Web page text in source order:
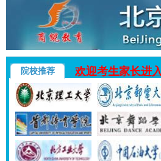
院校推荐 欢迎考生家长进